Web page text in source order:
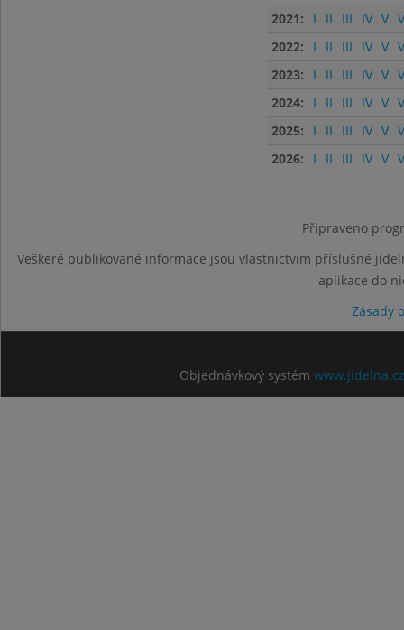
2021:
I II III IV V
2022:
I II III IV V
2023:
I II III IV V
2024:
I II III IV V
2025:
I II III IV V
2026:
I II III IV V
Připraveno
Veškeré publikované informace jsou vlastnictvím příslušné
aplikace do
Zásady
Objednávkový systém www.jidelna.cz